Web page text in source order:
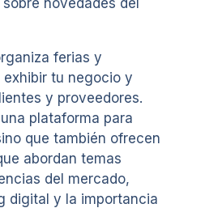
ferias y
tu negocio y
y proveedores.
plataforma para
que también ofrecen
abordan temas
del mercado,
digital y la importancia